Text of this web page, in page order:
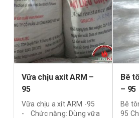
Vữa chịu axit ARM –
95
Vữa chịu a xít ARM -95
- Chức năng: Dùng vữa
Bê
– 95
Bê
95